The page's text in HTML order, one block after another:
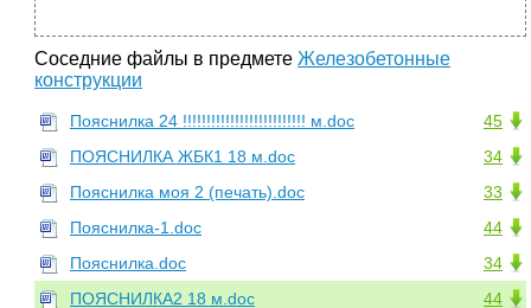
Соседние файлы в предмете Железобетонные
конструкции
45
Пояснилка 24 !!!!!!!!!!!!!!!!!!!!!!!!!! м.doc
34
ПОЯСНИЛКА ЖБК1 18 м.doc
33
Пояснилка моя 2 (печать).doc
44
Пояснилка-1.doc
34
Пояснилка.doc
44
ПОЯСНИЛКА2 18 м.doc